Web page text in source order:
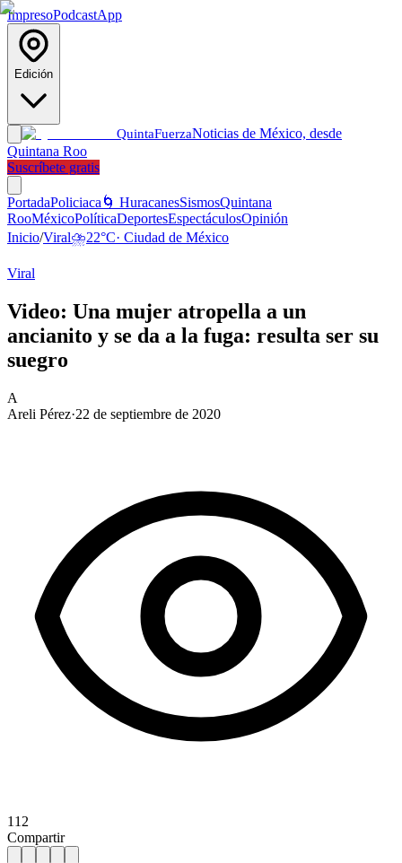
ImpresoPodcastApp
Edición
QuintaFuerzaNoticias de México, desde
Quintana Roo
Suscríbete gratis
PortadaPoliciaca 🌀 HuracanesSismosQuintana
RooMéxicoPolíticaDeportesEspectáculosOpinión
Inicio/Viral⛈️22°C· Ciudad de México
Viral
Video: Una mujer atropella a un
ancianito y se da a la fuga: resulta ser su
suegro
A
Areli Pérez·22 de septiembre de 2020
112
Compartir